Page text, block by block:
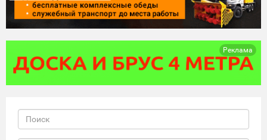
Реклама